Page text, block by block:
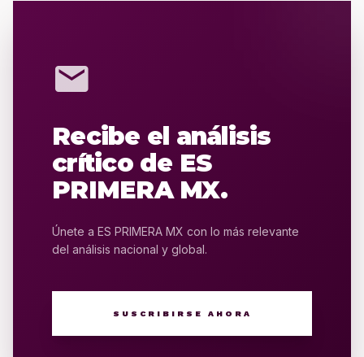
mail
Recibe el análisis
crítico de ES
PRIMERA MX.
Únete a ES PRIMERA MX con lo más relevante
del análisis nacional y global.
SUSCRIBIRSE AHORA